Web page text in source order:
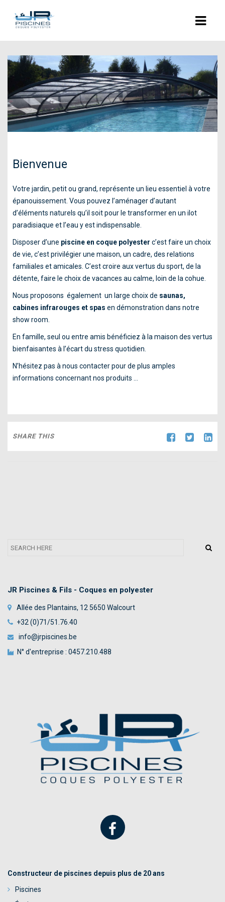
ACCUEIL
L’ENTREPRISE
NOS PISCINES
POLYESTER
PISCINES BÉTON
RÉNOVATION
EQUIPEMENTS
TOILES TENDUES
ABRIS
TRAITEMENT AUTOMATIQUE DE L’EAU
DÉSHUMIDIFICATION
CHAUFFAGE
BÂCHE À BARRES
WELLNESS & SPA
NOUS CONTACTER
Bienvenue
Votre jardin, petit ou grand, représente un lieu essentiel à votre
épanouissement. Vous pouvez l’aménager d’autant
d’éléments naturels qu’il soit pour le transformer en un ilot
paradisiaque et l’eau y est indispensable.
Disposer d’une piscine en coque polyester c’est faire un choix
de vie, c’est privilégier une maison, un cadre, des relations
familiales et amicales. C’est croire aux vertus du sport, de la
détente, faire le choix de vacances au calme, loin de la cohue.
Nous proposons également un large choix de saunas,
cabines infrarouges et spas en démonstration dans notre
show room.
En famille, seul ou entre amis bénéficiez à la maison des vertus
bienfaisantes à l’écart du stress quotidien.
N’hésitez pas à nous contacter pour de plus amples
informations concernant nos produits …
SHARE THIS
JR Piscines & Fils - Coques en polyester
Allée des Plantains, 12 5650 Walcourt
+32 (0)71/51.76.40
info@jrpiscines.be
N° d'entreprise : 0457.210.488
Constructeur de piscines depuis plus de 20 ans
Piscines